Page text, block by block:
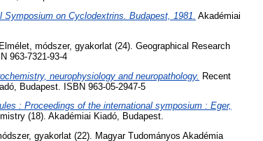
on Cyclodextrins. Budapest, 1981. Akadémiai
Elmélet, módszer, gyakorlat (24). Geographical Research
963-7321-93-4
neurophysiology and neuropathology. Recent
Budapest. ISBN 963-05-2947-5
: Proceedings of the international symposium : Eger,
(18). Akadémiai Kiadó, Budapest.
gyakorlat (22). Magyar Tudományos Akadémia